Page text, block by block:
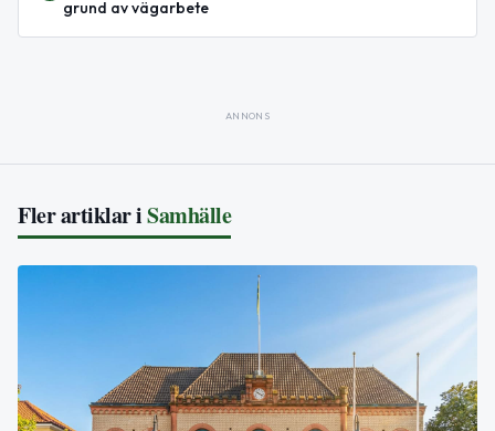
grund av vägarbete
ANNONS
Fler artiklar iSamhälle